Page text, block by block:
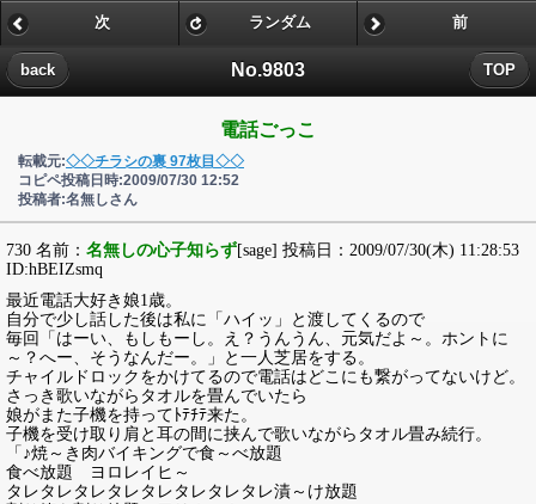
No.9803
back TOP
次 ランダム 前
電話ごっこ
転載元:◇◇チラシの裏 97枚目◇◇
コピペ投稿日時:2009/07/30 12:52
投稿者:名無しさん
730 名前： 名無しの心子知らず[sage] 投稿日：2009/07/30(木) 11:28:53
ID:hBEIZsmq
最近電話大好き娘1歳。
自分で少し話した後は私に「ハイッ」と渡してくるので
毎回「はーい、もしもーし。え？うんうん、元気だよ～。ホントに
～？へー、そうなんだー。」と一人芝居をする。
チャイルドロックをかけてるので電話はどこにも繋がってないけど。
さっき歌いながらタオルを畳んでいたら
娘がまた子機を持ってﾄﾃﾁﾃ来た。
子機を受け取り肩と耳の間に挟んで歌いながらタオル畳み続行。
「♪焼～き肉バイキングで食～べ放題
食べ放題 ヨロレイヒ～
タレタレタレタレタレタレタレタレ漬～け放題